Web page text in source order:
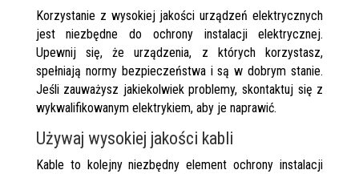
Korzystanie z wysokiej jakości urządzeń elektrycznych
jest niezbędne do ochrony instalacji elektrycznej.
Upewnij się, że urządzenia, z których korzystasz,
spełniają normy bezpieczeństwa i są w dobrym stanie.
Jeśli zauważysz jakiekolwiek problemy, skontaktuj się z
wykwalifikowanym elektrykiem, aby je naprawić.
Używaj wysokiej jakości kabli
Kable to kolejny niezbędny element ochrony instalacji